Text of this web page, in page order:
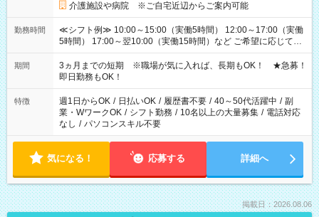
介護施設や病院 ※ご自宅近辺からご案内可能
勤務時間
≪シフト例≫ 10:00～15:00（実働5時間） 12:00～17:00（実働
5時間） 17:00～翌10:00（実働15時間）など ご希望に応じて、
働く時間は調整できます！ お気軽に担当へ相談ください！
期間
3ヵ月までの短期 ※職場が気に入れば、長期もOK！ ★急募！
即日勤務もOK！
特徴 週1日からOK / 日払いOK / 履歴書不要 / 40～50代活躍中 / 副
業・WワークOK / シフト勤務 / 10名以上の大量募集 / 電話対応
なし / パソコンスキル不要
気になる！ 応募する 詳細へ
掲載日：2026.08.06